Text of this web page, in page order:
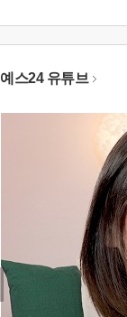
예스24 유튜브